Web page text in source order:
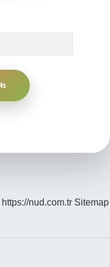
https://nud.com.tr Sitemap